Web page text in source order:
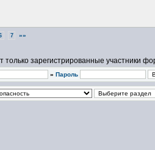
7 »»
только зарегистрированные участники
» Пароль